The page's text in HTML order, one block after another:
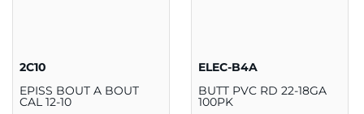
2C10
EPISS BOUT A BOUT
CAL 12-10
ELEC-B4A
BUTT PVC RD 22-18GA
100PK